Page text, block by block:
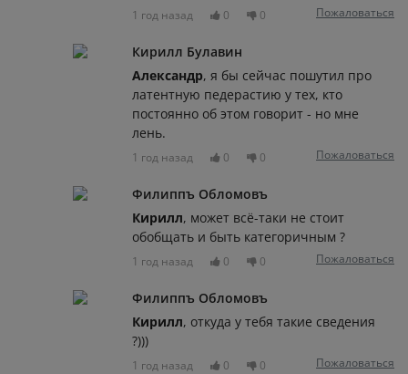
1 год назад 0 0 Пожаловаться
Кирилл Булавин
Александр, я бы сейчас пошутил про
латентную педерастию у тех, кто
постоянно об этом говорит - но мне
лень.
1 год назад 0 0 Пожаловаться
Филиппъ Обломовъ
Кирилл, может всё-таки не стоит
обобщать и быть категоричным ?
1 год назад 0 0 Пожаловаться
Филиппъ Обломовъ
Кирилл, откуда у тебя такие сведения
?)))
1 год назад 0 0 Пожаловаться